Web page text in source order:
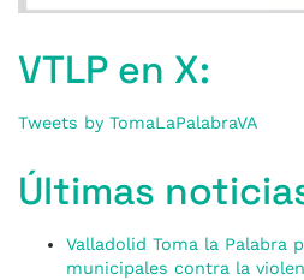
VTLP en X:
Tweets by TomaLaPalabraVA
Últimas
Valladolid Toma la Palabra
municipales contra la